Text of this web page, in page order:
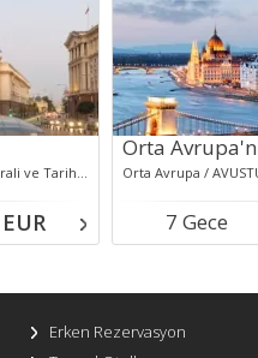
Sofya’da Alexander Nevski Katedrali ve Tarihi Şehir Turu Aya Sofya Kilisesi, Rotonda Kilisesi ve Rus Kilisesi Ziyareti Plovdiv Eski Şehir ve Rönesans Evleri Keşfi Plovdiv Antik Roma Tiyatrosu ve Tarihi Sokaklar Gezisi Sofya Parlamento Binası ve NDK Kültür Sarayı Panorama Turu Filibe’de Cuma Camii ve Tarihi Meydanlar Turu
EUR
7 Gece
Konaklamalı
Erken Rezervasyon